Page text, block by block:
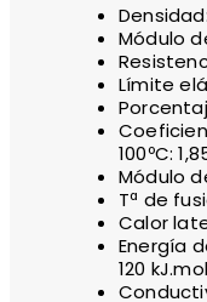
Módulo
Límite
100ºC:
Módulo
Tª de
Calor
Energía
120